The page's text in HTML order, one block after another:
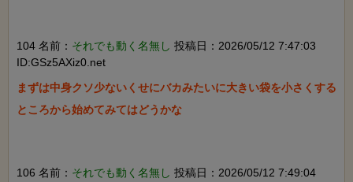
104 名前： それでも動く名無し 投稿日：2026/05/12 7:47:03
ID:GSz5AXiz0.net
まずは中身クソ少ないくせにバカみたいに大きい袋を小さくする
ところから始めてみてはどうかな
106 名前： それでも動く名無し 投稿日：2026/05/12 7:49:04